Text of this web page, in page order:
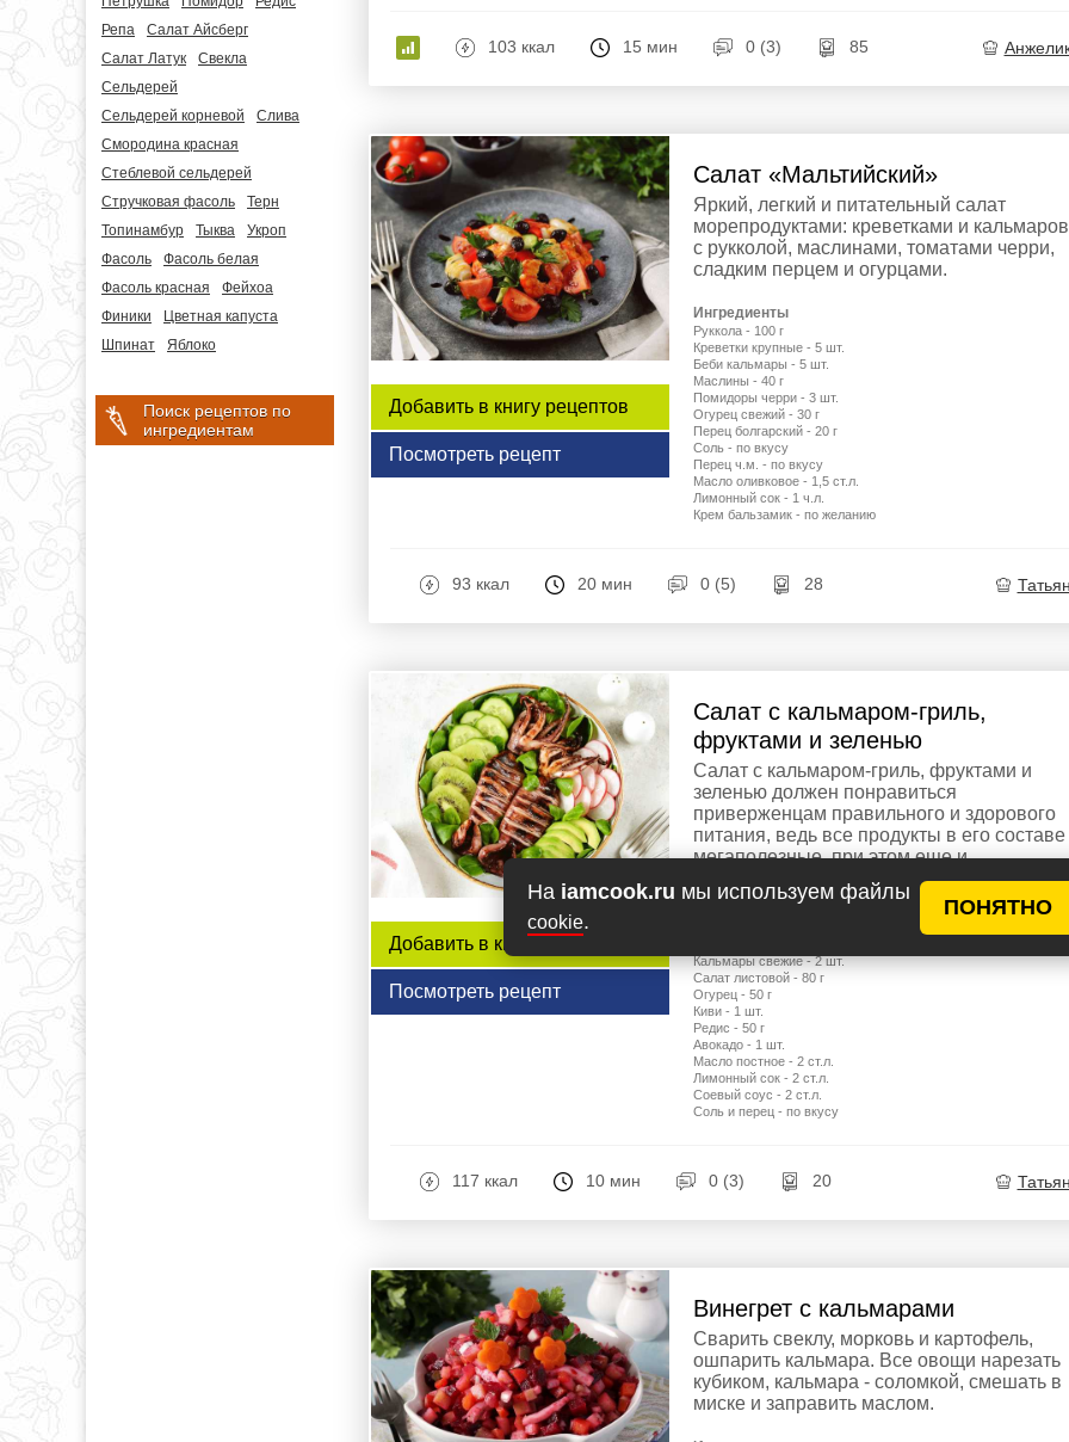
На iamcook.ru мы используем файлы
cookie.
ПОНЯТНО
Репа
Салат Айсберг
Салат Латук
Свекла
Сельдерей
Сельдерей корневой
Слива
Смородина красная
Стеблевой сельдерей
Стручковая фасоль
Терн
Топинамбур
Тыква
Укроп
Фасоль
Фасоль белая
Фасоль красная
Фейхоа
Финики
Цветная капуста
Шпинат
Яблоко
Поиск рецептов по
ингредиентам
103 ккал 15 мин 0 (3) 85
Добавить в книгу рецептов
Посмотреть рецепт
Салат «Мальтийский»
Яркий, легкий и питательный салат
морепродуктами: креветками и
с рукколой, маслинами, томатами черри,
сладким перцем и огурцами.
Ингредиенты
Руккола - 100 г
Креветки крупные - 5 шт.
Беби кальмары - 5 шт.
Маслины - 40 г
Помидоры черри - 3 шт.
Огурец свежий - 30 г
Перец болгарский - 20 г
Соль - по вкусу
Перец ч.м. - по вкусу
Масло оливковое - 1,5 ст.л.
Лимонный сок - 1 ч.л.
Крем бальзамик - по желанию
93 ккал 20 мин 0 (5) 28
Добавить в книгу рецептов
Посмотреть рецепт
Салат с кальмаром-гриль,
фруктами и зеленью
Салат с кальмаром-гриль, фруктами и
зеленью должен понравиться
приверженцам правильного и здорового
питания, ведь все продукты в его составе
мегаполезные, при этом еще и
вкусные. Более того, сам салат имеет
сногсшибательный ...
Кальмары свежие - 2 шт.
Салат листовой - 80 г
Огурец - 50 г
Киви - 1 шт.
Редис - 50 г
Авокадо - 1 шт.
Масло постное - 2 ст.л.
Лимонный сок - 2 ст.л.
Соевый соус - 2 ст.л.
Соль и перец - по вкусу
117 ккал 10 мин 0 (3) 20
Винегрет с кальмарами
Сварить свеклу, морковь и картофель,
ошпарить кальмара. Все овощи нарезать
кубиком, кальмара - соломкой, смешать в
миске и заправить маслом.